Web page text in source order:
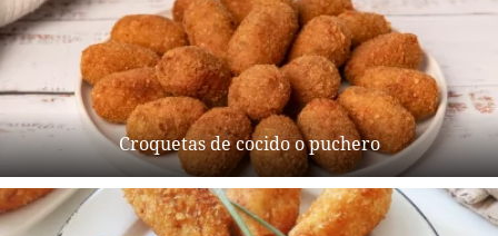
Croquetas de cocido o puchero